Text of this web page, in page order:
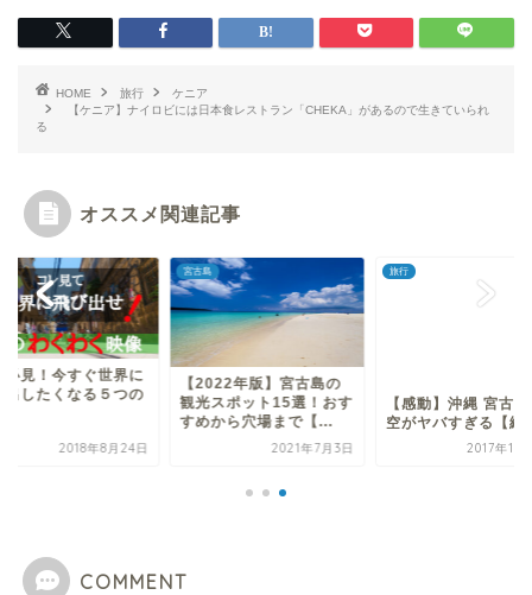
HOME 旅行
ケニア
【ケニア】ナイロビには日本食レストラン「CHEKA」があるので生きていられ
る
オススメ関連記事
必見！今すぐ世界に
出したくなる５つの
2018年8月24日
宮古島
【2022年版】宮古島の
観光スポット15選！おす
すめから穴場まで【...
2021年7月3日
旅行
空がヤバすぎる【絶
2017年11
COMMENT